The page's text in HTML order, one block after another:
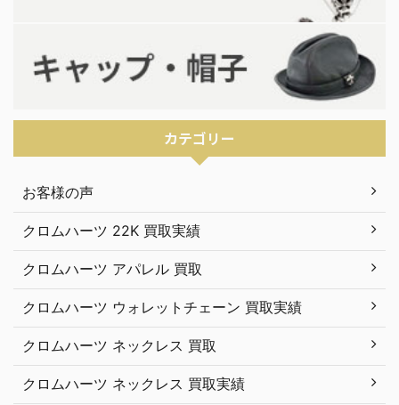
カテゴリー
お客様の声
クロムハーツ 22K 買取実績
クロムハーツ アパレル 買取
クロムハーツ ウォレットチェーン 買取実績
クロムハーツ ネックレス 買取
クロムハーツ ネックレス 買取実績